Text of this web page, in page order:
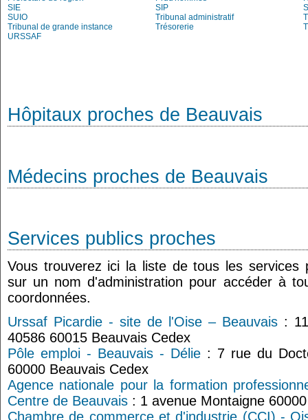
SIE
SIP
SUIO
Tribunal administratif
Tribunal de grande instance
Trésorerie
URSSAF
Hôpitaux proches de Beauvais
Médecins proches de Beauvais
Services publics proches
Vous trouverez ici la liste de tous les services
sur un nom d'administration pour accéder à
coordonnées.
Urssaf Picardie - site de l'Oise – Beauvais :
40586 60015 Beauvais Cedex
Pôle emploi - Beauvais - Délie : 7 rue du
60000 Beauvais Cedex
Agence nationale pour la formation
Centre de Beauvais : 1 avenue Montaigne
Chambre de commerce et d'industrie (CCI) -